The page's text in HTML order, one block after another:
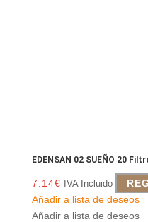
EDENSAN 02 SUEÑO 20
7.14€ IVA Incluido
Añadir a lista de deseos
Añadir a lista de deseos